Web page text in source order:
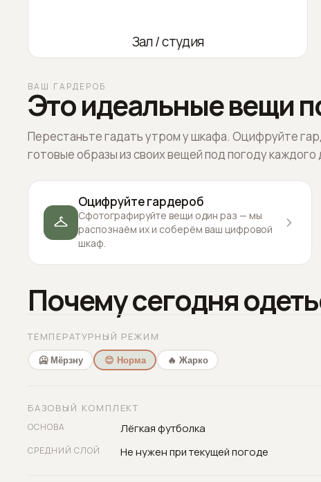
Зал / студия
ВАШ ГАРДЕРОБ
Это идеальные вещи
Перестаньте гадать утром у шкафа. Оцифруйте
готовые образы из своих вещей под погоду каждого
Оцифруйте гардероб
Сфотографируйте вещи один раз — мы
распознаём их и соберём ваш цифровой
шкаф.
Почему сегодня
ТЕМПЕРАТУРНЫЙ РЕЖИМ
🥶 Мёрзну 😊 Норма 🔥 Жарко
БАЗОВЫЙ КОМПЛЕКТ
ОСНОВА Лёгкая футболка
СРЕДНИЙ СЛОЙ Не нужен при текущей погоде